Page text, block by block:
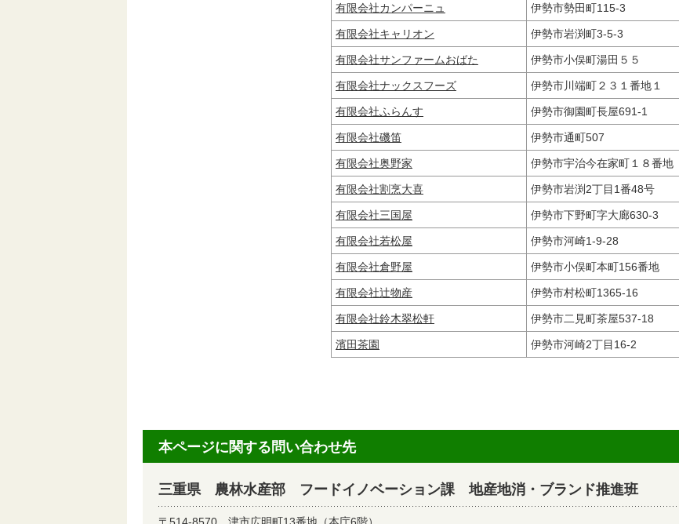
有限会社カンパーニュ 伊勢市勢田町115‐3
有限会社キャリオン 伊勢市岩渕町3-5-3
有限会社サンファームおばた 伊勢市小俣町湯田５５
有限会社ナックスフーズ 伊勢市川端町２３１番地１
有限会社ふらんす 伊勢市御園町長屋691-1
有限会社磯笛 伊勢市通町507
有限会社奥野家 伊勢市宇治今在家町１８番地
有限会社割烹大喜 伊勢市岩渕2丁目1番48号
有限会社三国屋 伊勢市下野町字大廊630-3
有限会社若松屋 伊勢市河崎1‐9-28
有限会社倉野屋 伊勢市小俣町本町156番地
有限会社辻物産 伊勢市村松町1365-16
有限会社鈴木翠松軒 伊勢市二見町茶屋537-18
濱田茶園 伊勢市河崎2丁目16-2
本ページに関する問い合わせ先
三重県 農林水産部 フードイノベーション課 地産地消・ブランド推進班
〒514-8570 津市広明町13番地（本庁6階）